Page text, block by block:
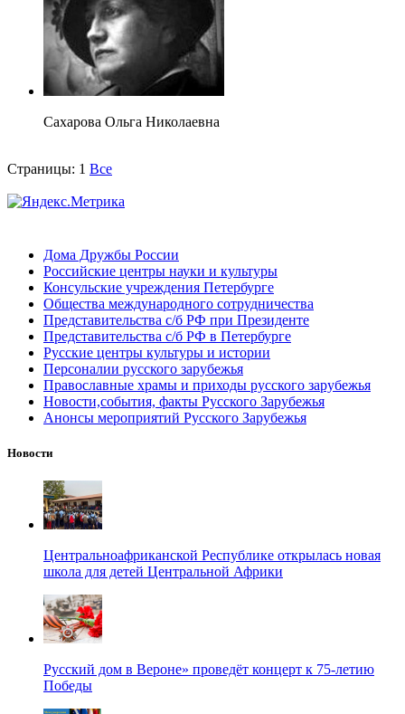
Сахарова Ольга Николаевна
Страницы: 1 Все
Дома Дружбы России
Российские центры науки и культуры
Консульские учреждения Петербурге
Общества международного сотрудничества
Представительства с/б РФ при Президенте
Представительства с/б РФ в Петербурге
Русские центры культуры и истории
Персоналии русского зарубежья
Православные храмы и приходы русского зарубежья
Новости,события, факты Русского Зарубежья
Анонсы мероприятий Русского Зарубежья
Новости
Центральноафриканской Республике открылась новая
школа для детей Центральной Африки
Русский дом в Вероне» проведёт концерт к 75-летию
Победы